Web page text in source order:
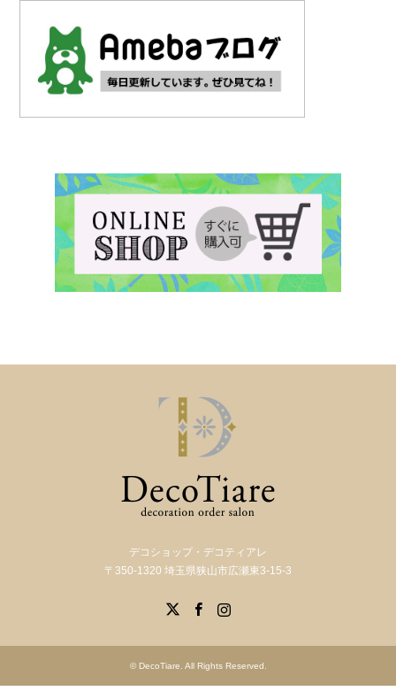
デコショップ・デコティアレ
〒350-1320 埼玉県狭山市広瀬東3-15-3
© DecoTiare . All Rights Reserved.